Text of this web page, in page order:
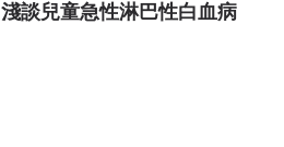
淺談兒童急性淋巴性白血病